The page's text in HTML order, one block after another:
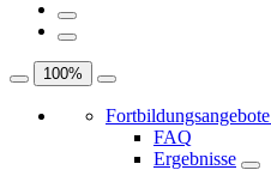
100%
Fortbildungsangebote
FAQ
Ergebnisse